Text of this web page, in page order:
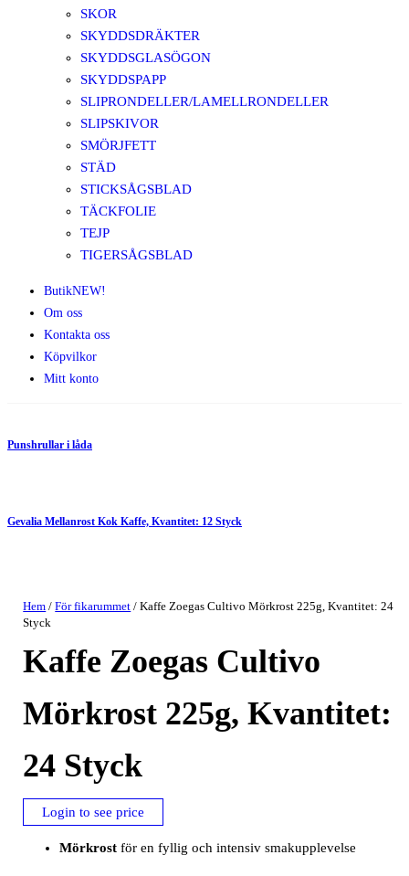
SKOR
SKYDDSDRÄKTER
SKYDDSGLASÖGON
SKYDDSPAPP
SLIPRONDELLER/LAMELLRONDELLER
SLIPSKIVOR
SMÖRJFETT
STÄD
STICKSÅGSBLAD
TÄCKFOLIE
TEJP
TIGERSÅGSBLAD
ButikNEW!
Om oss
Kontakta oss
Köpvilkor
Mitt konto
Punshrullar i låda
Gevalia Mellanrost Kok Kaffe, Kvantitet: 12 Styck
Hem /För fikarummet / Kaffe Zoegas Cultivo Mörkrost 225g, Kvantitet: 24
Styck
Kaffe Zoegas Cultivo
Mörkrost 225g, Kvantitet:
24 Styck
Login to see price
Mörkrost för en fyllig och intensiv smakupplevelse